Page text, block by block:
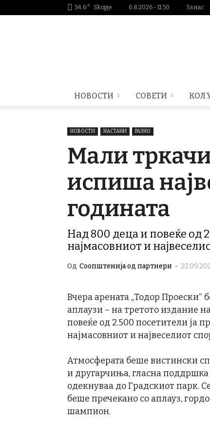
34.6 C Skopje 6.8.2026 - 11:50 За нас
НОВОСТИ СОВЕТИ
НОВОСТИ НАСТАНИ РАЗНО
Мали
испиша
годината
Над 800 деца и повеќе од
најмасовниот и
Од Соопштенија од партнери -
Вчера арената „Тодор
аплаузи – на третото издание
повеќе од 2.500 посетители ја
најмасовниот и највеселиот
Атмосферата беше вистински
и другарчиња, гласна
одекнуваа до Градскиот парк.
беше пречекано со аплауз,
шампион.